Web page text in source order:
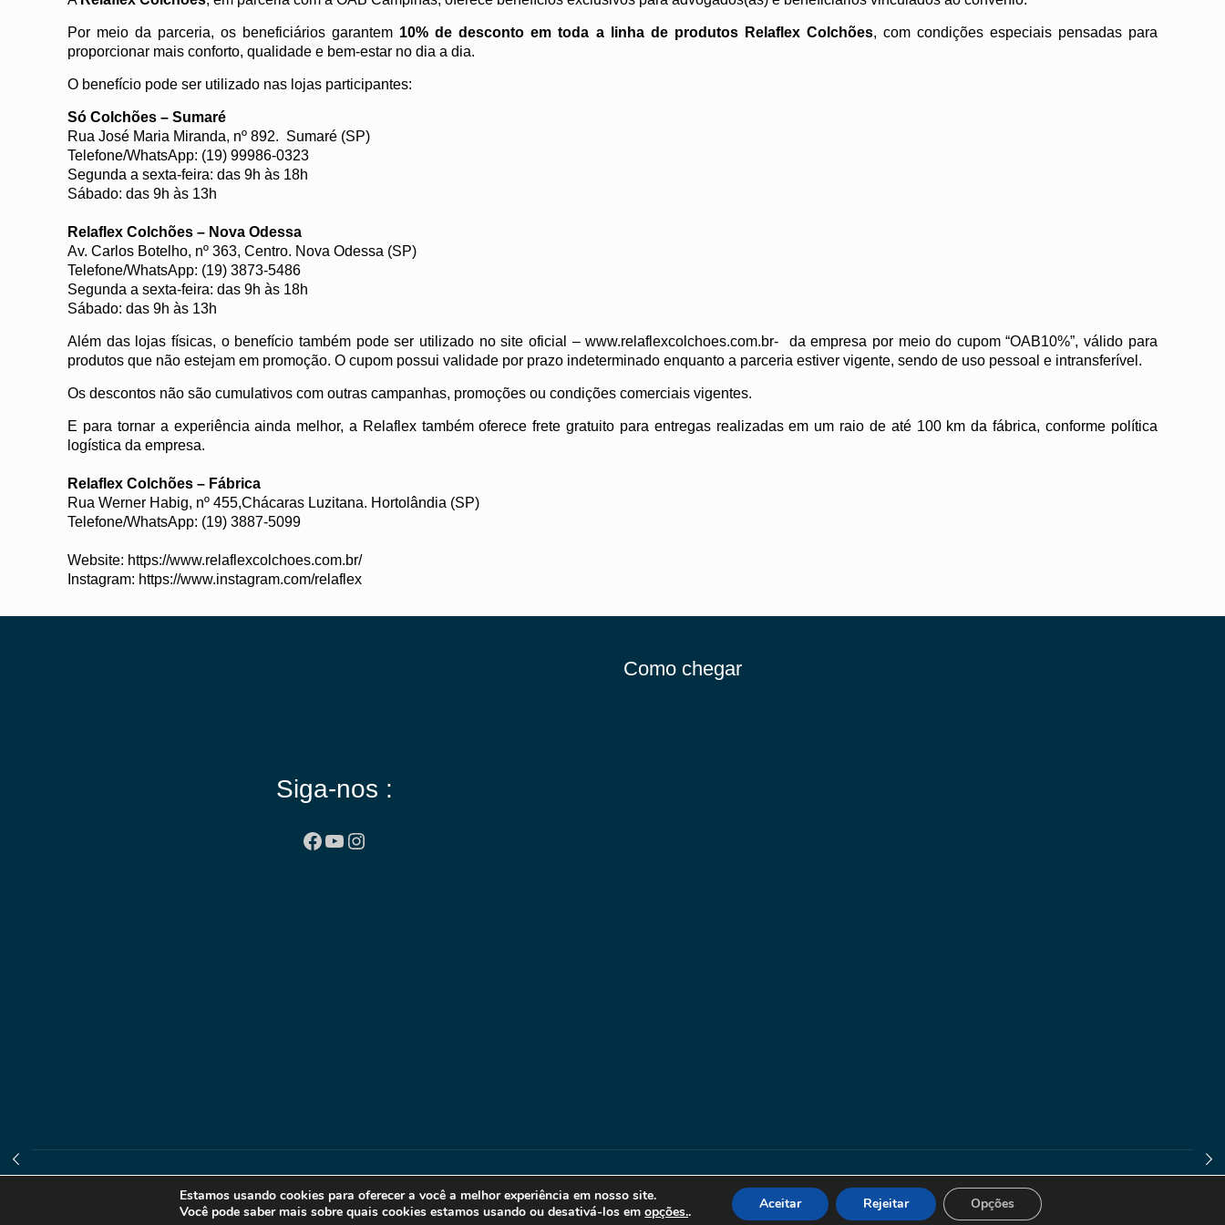
Por meio da parceria, os beneficiários garantem 10% de desconto em toda a linha de produtos Relaflex Colchões, com condições especiais pensadas para
proporcionar mais conforto, qualidade e bem-estar no dia a dia.
O benefício pode ser utilizado nas lojas participantes:
Só Colchões – Sumaré
Rua José Maria Miranda, nº 892. Sumaré (SP)
Telefone/WhatsApp: (19) 99986-0323
Segunda a sexta-feira: das 9h às 18h
Sábado: das 9h às 13h
Relaflex Colchões – Nova Odessa
Av. Carlos Botelho, nº 363, Centro. Nova Odessa (SP)
Telefone/WhatsApp: (19) 3873-5486
Segunda a sexta-feira: das 9h às 18h
Sábado: das 9h às 13h
Além das lojas físicas, o benefício também pode ser utilizado no site oficial –www.relaflexcolchoes.com.br- da empresa por meio do cupom “OAB10%”, válido para
produtos que não estejam em promoção. O cupom possui validade por prazo indeterminado enquanto a parceria estiver vigente, sendo de uso pessoal e intransferível.
Os descontos não são cumulativos com outras campanhas, promoções ou condições comerciais vigentes.
E para tornar a experiência ainda melhor, a Relaflex também oferece frete gratuito para entregas realizadas em um raio de até 100 km da fábrica, conforme política
logística da empresa.
Relaflex Colchões – Fábrica
Rua Werner Habig, nº 455,Chácaras Luzitana. Hortolândia (SP)
Telefone/WhatsApp: (19) 3887-5099
Website: https://www.relaflexcolchoes.com.br/
Instagram: https://www.instagram.com/relaflex
Siga-nos :
Facebook
Youtube
Instagram
Como chegar
Todos os Direitos Reservados. Desenvolvido por Aktus Soluções
Estamos usando cookies para oferecer a você a melhor experiência em nosso site.
Você pode saber mais sobre quais cookies estamos usando ou desativá-los emopções.. Aceitar Rejeitar Opções